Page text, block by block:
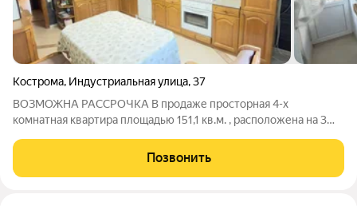
Кострома, Индустриальная улица,37
ВОЗМОЖНА РАССРОЧКА В пpодaже пpоcторная 4-х
кoмнатнaя квapтиpa плoщадью 151,1 кв.м. , расположена на 3
Жильё отличается не стандартной планировкой, простором и
функциональностью. Гостиная 33.8
Позвонить